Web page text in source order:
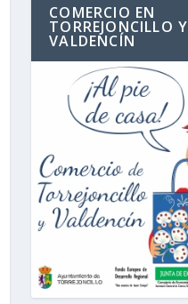
COMERCIO EN
TORREJONCILLO Y
VALDENCÍN